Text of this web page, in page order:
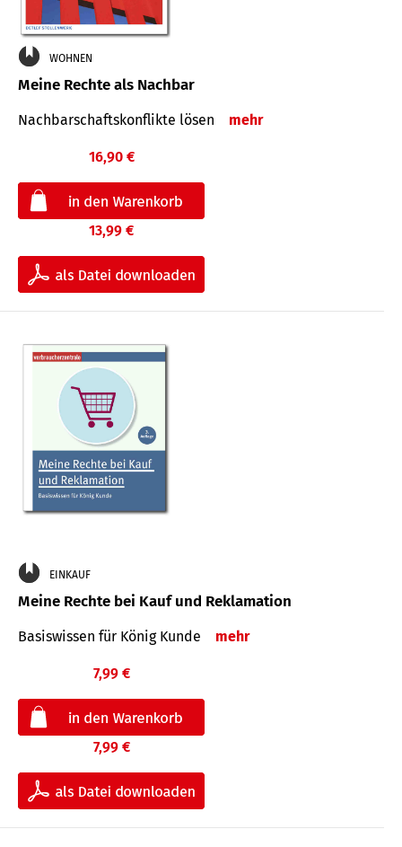
WOHNEN
Meine Rechte als Nachbar
Nach­bar­schafts­konflikte lösen mehr
16,90 €
13,99 €
EINKAUF
Meine Rechte bei Kauf und Reklamation
Basiswissen für König Kunde mehr
7,99 €
7,99 €